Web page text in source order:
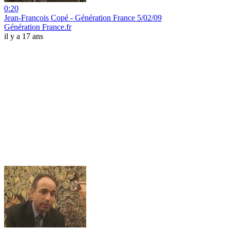
0:20
Jean-François Copé - Génération France 5/02/09
Génération France.fr
il y a 17 ans